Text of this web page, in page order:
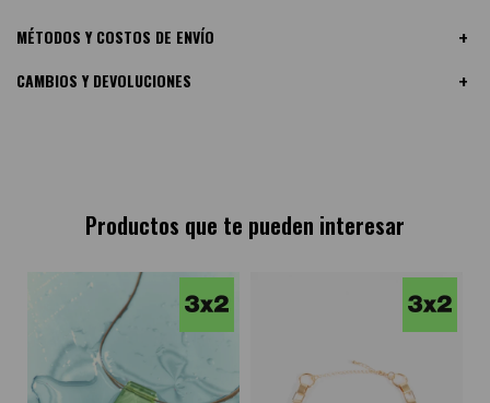
MÉTODOS Y COSTOS DE ENVÍO
CAMBIOS Y DEVOLUCIONES
Productos que te pueden interesar